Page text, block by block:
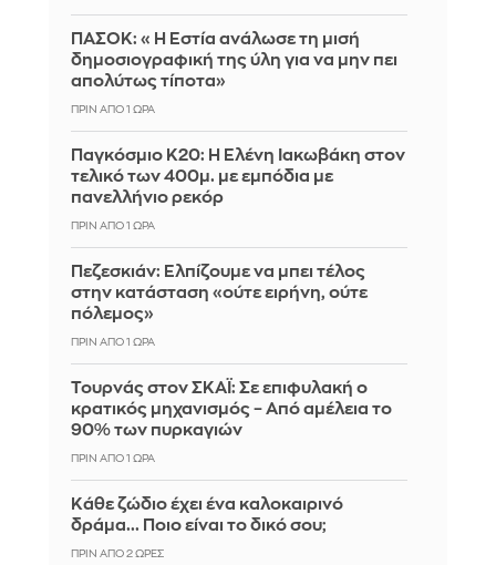
ΠΑΣΟΚ: «Η Εστία ανάλωσε τη μισή
δημοσιογραφική της ύλη για να μην πει
απολύτως τίποτα»
ΠΡΙΝ ΑΠΌ 1 ΏΡΑ
Παγκόσμιο Κ20: Η Ελένη Ιακωβάκη στον
τελικό των 400μ. με εμπόδια με
πανελλήνιο ρεκόρ
ΠΡΙΝ ΑΠΌ 1 ΏΡΑ
Πεζεσκιάν: Ελπίζουμε να μπει τέλος
στην κατάσταση «ούτε ειρήνη, ούτε
πόλεμος»
ΠΡΙΝ ΑΠΌ 1 ΏΡΑ
Τουρνάς στον ΣΚΑΪ: Σε επιφυλακή ο
κρατικός μηχανισμός – Από αμέλεια το
90% των πυρκαγιών
ΠΡΙΝ ΑΠΌ 1 ΏΡΑ
Κάθε ζώδιο έχει ένα καλοκαιρινό
δράμα... Ποιο είναι το δικό σου;
ΠΡΙΝ ΑΠΌ 2 ΏΡΕΣ